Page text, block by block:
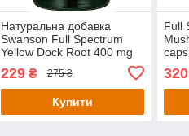
Натуральна добавка
Swanson Full Spectrum
Yellow Dock Root 400 mg
229₴ 275 ₴
Купити
Full
caps
320